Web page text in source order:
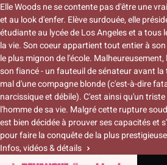
Elle Woods ne se contente pas d'être une
et au look d'enfer. Elève surdouée, elle
étudiante au lycée de Los Angeles et a
la vie. Son coeur appartient tout entier à
le plus mignon de l'école.
son fiancé - un fauteuil de sénateur avant
mal d'une compagne blonde (c'est-à-dire
narcissique et débile). C'est ainsi qu'un
l'homme de sa vie. Malgré cette rupture
est bien décidée à prouver ses capacités et
pour faire la conquête de la plus
Infos, vidéos & détails